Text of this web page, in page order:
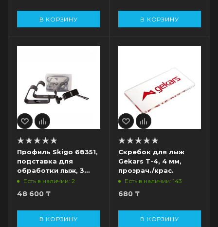
В КОРЗИНУ В КОРЗИНУ
Профиль Skigo 68351,
подставка для
обработки лыж, 3
части
Есть в наличии: 2
48 600 ₸
В КОРЗИНУ
Скребок для лыж
Gekars T-4, 4 мм,
прозрач./крас.
Есть в наличии: 143
680₸
В КОРЗИНУ